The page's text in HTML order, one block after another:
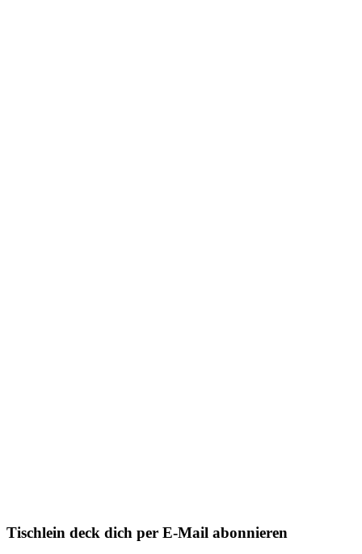
Tischlein deck dich per E-Mail abonnieren